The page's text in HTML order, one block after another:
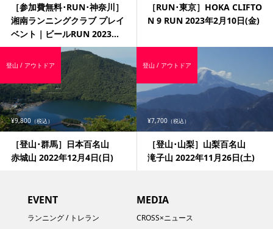
［参加費無料･RUN･神奈川］
湘南ランニングクラブ プレイ
ベント｜ビールRUN 2023...
［RUN･東京］HOKA CLIFTO
N 9 RUN 2023年2月10日(金)
¥9,800 （税込）
［登山･群馬］日本百名山
赤城山 2022年12月4日(日)
登山 / アウトドア
¥7,700 （税込）
［登山･山梨］山梨百名山
滝子山 2022年11月26日(土)
登山 / アウトドア
EVENT
ランニング / トレラン
MEDIA
CROSS×ニュース